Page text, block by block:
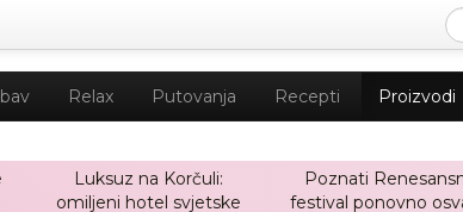
Relax Putovanja Recepti Proizvodi
Luksuz na Korčuli:
omiljeni hotel svjetske
Poznati
festival ponovno